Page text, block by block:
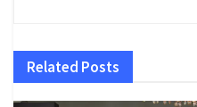
Related Posts